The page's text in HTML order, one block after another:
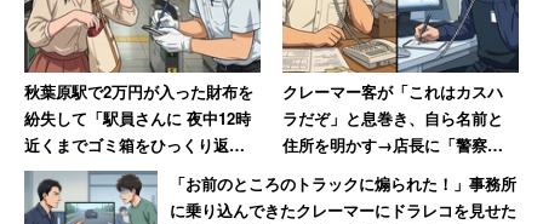
秋葉原駅で2万円が入った財布を
紛失して「駅員さんに 夜中12時
近くまでゴミ箱をひっくり返し
てもらいました」 30年後も忘
れられない話
クレーマー客が「これはカスハ
ラだぞ」と息巻き、自ら名前と
住所を明かす→店長に「警察に
相談します」と撃退される
「お前のところのトラックに煽られた！」事務所
に乗り込んできたクレーマーにドラレコを見せた